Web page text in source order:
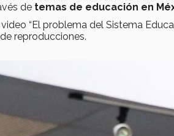
de temas de educación en
“El problema del Sistema
reproducciones.